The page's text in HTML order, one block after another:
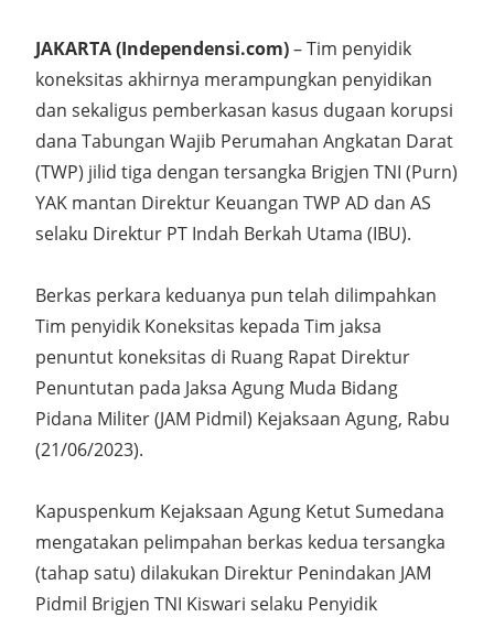
JAKARTA (Independensi.com)– Tim penyidik
koneksitas akhirnya merampungkan penyidikan
dan sekaligus pemberkasan kasus dugaan korupsi
dana Tabungan Wajib Perumahan Angkatan Darat
(TWP) jilid tiga dengan tersangka Brigjen TNI (Purn)
YAK mantan Direktur Keuangan TWP AD dan AS
selaku Direktur PT Indah Berkah Utama (IBU).
Berkas perkara keduanya pun telah dilimpahkan
Tim penyidik Koneksitas kepada Tim jaksa
penuntut koneksitas di Ruang Rapat Direktur
Penuntutan pada Jaksa Agung Muda Bidang
Pidana Militer (JAM Pidmil) Kejaksaan Agung, Rabu
(21/06/2023).
Kapuspenkum Kejaksaan Agung Ketut Sumedana
mengatakan pelimpahan berkas kedua tersangka
(tahap satu) dilakukan Direktur Penindakan JAM
Pidmil Brigjen TNI Kiswari selaku Penyidik